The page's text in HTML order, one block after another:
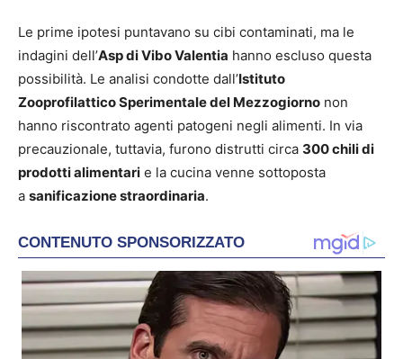
Le prime ipotesi puntavano su cibi contaminati, ma le
indagini dell’Asp di Vibo Valentia hanno escluso questa
possibilità. Le analisi condotte dall’Istituto
Zooprofilattico Sperimentale del Mezzogiorno non
hanno riscontrato agenti patogeni negli alimenti. In via
precauzionale, tuttavia, furono distrutti circa 300 chili di
prodotti alimentari e la cucina venne sottoposta
a sanificazione straordinaria.